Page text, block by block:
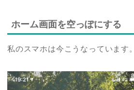
ホーム画面を空っぽにする
私のスマホは今こうなっています。